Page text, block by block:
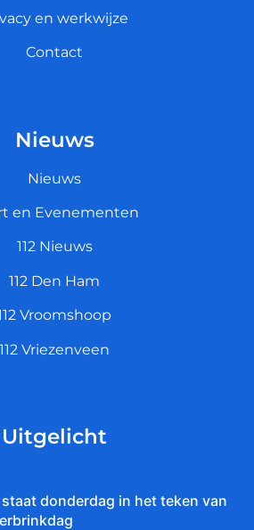
en werkwijze
Contact
Nieuws
Nieuws
en Evenementen
112 Nieuws
112 Den Ham
Vroomshoop
112 Vriezenveen
Uitgelicht
donderdag in het teken van